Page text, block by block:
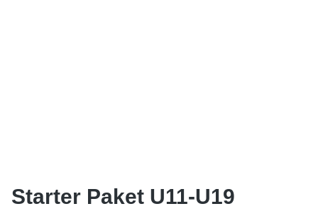
Starter Paket U11-U19